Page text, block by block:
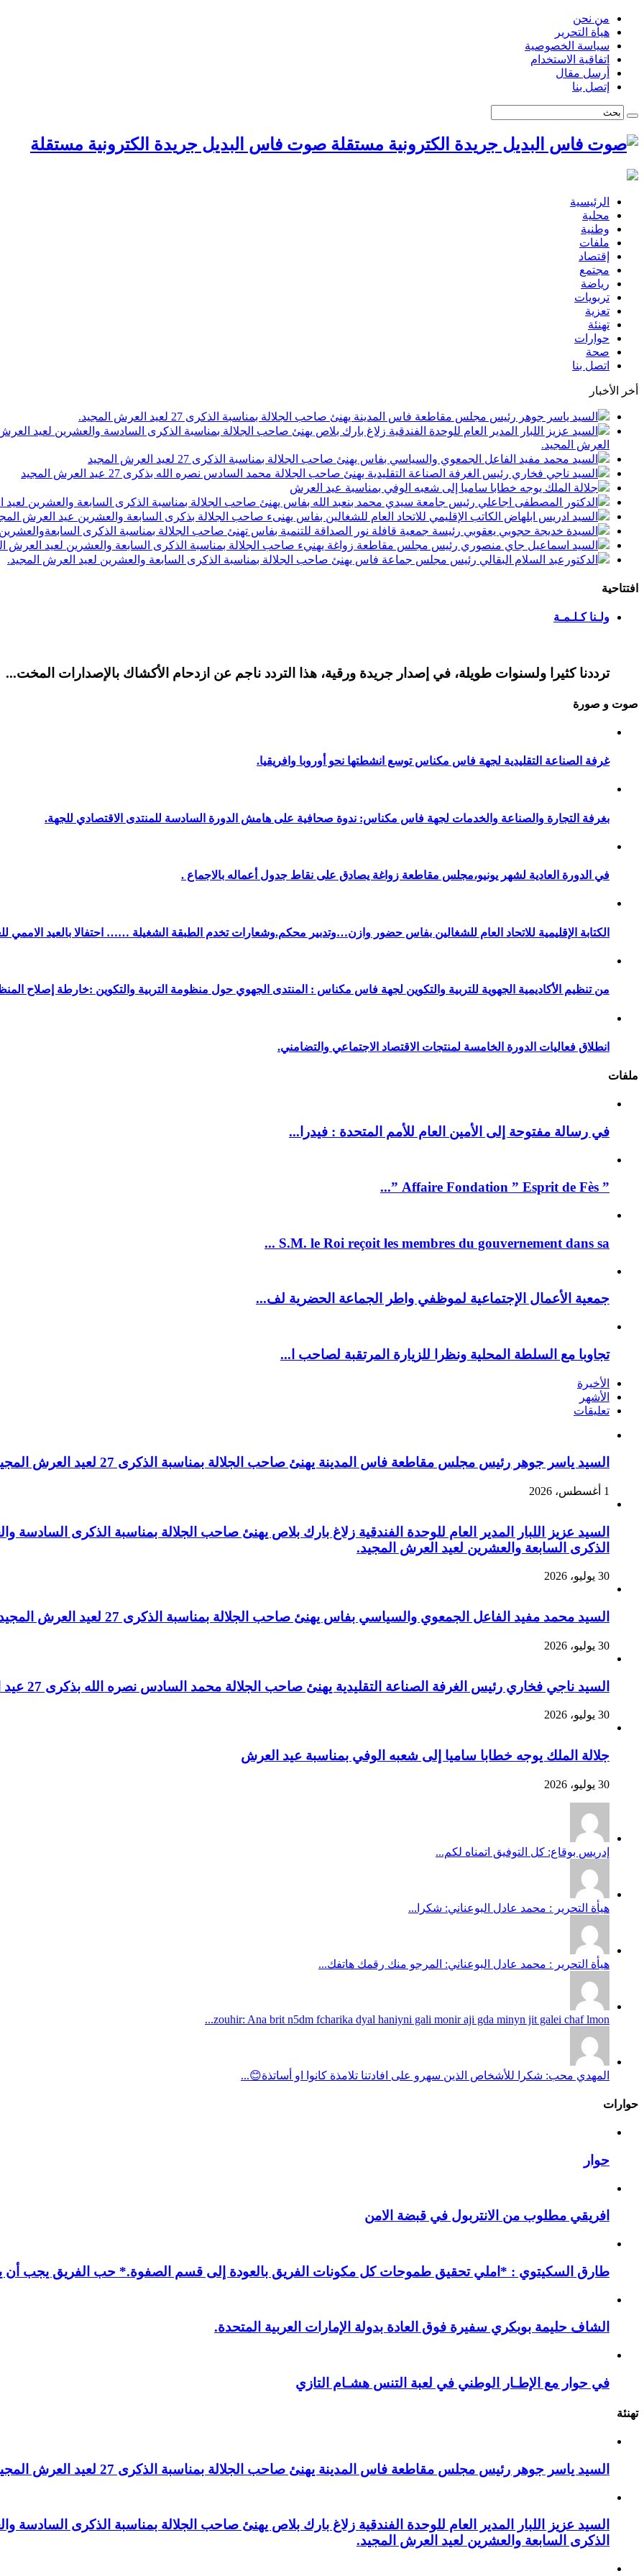
من نحن
هيأة التحرير
سياسة الخصوصية
اتفاقية الاستخدام
أرسل مقال
إتصل بنا
صوت فاس البديل جريدة الكترونية مستقلة
الرئيسية
محلية
وطنية
ملفات
إقتصاد
مجتمع
رياضة
تربويات
تعزية
تهنئة
حوارات
صحة
اتصل بنا
أخر الأخبار
السيد ياسر جوهر رئيس مجلس مقاطعة فاس المدينة يهنئ صاحب الجلالة بمناسبة الذكرى 27 لعيد العرش المجيد.
السيد عزيز اللبار المدير العام للوحدة الفندقية زلاغ بارك بلاص يهنئ صاحب الجلالة بمناسبة الذكرى السادسة والعشرين لعيد
العرش المجيد.
السيد محمد مفيد الفاعل الجمعوي والسياسي بفاس يهنئ صاحب الجلالة بمناسبة الذكرى 27 لعيد العرش المجيد
السيد ناجي فخاري رئيس الغرفة الصناعة التقليدية يهنئ صاحب الجلالة محمد السادس نصره الله بذكرى 27 عيد العرش المجيد
جلالة الملك يوجه خطابا ساميا إلى شعبه الوفي بمناسبة عيد العرش
الدكتور المصطفى اجاعلي رئيس جامعة سيدي محمد بنعبد الله بفاس يهنئ صاحب الجلالة بمناسبة الذكرى السابعة والعشرين لعيد
السيد ادريس ابلهاض الكاتب الإقليمي للاتحاد العام للشغالين بفاس يهنىء صاحب الجلالة بذكرى السابعة والعشرين عيد العرش
السيدة خديجة حجوبي يعقوبي رئيسة جمعية قافلة نور الصداقة للتنمية بفاس تهنئ صاحب الجلالة بمناسبة الذكرى
السيد اسماعيل جاي منصوري رئيس مجلس مقاطعة زواغة يهنيء صاحب الجلالة بمناسبة الذكرى السابعة والعشرين لعيد العرش
الدكتورعبد السلام البقالي رئيس مجلس جماعة فاس يهنئ صاحب الجلالة بمناسبة الذكرى السابعة والعشرين لعيد العرش المجيد.
افتتاحية
ولـنا كـلـمـة
ترددنا كثيرا ولسنوات طويلة، في إصدار جريدة ورقية، هذا التردد ناجم عن ازدحام الأكشاك بالإصدارات المخت...
صوت و صورة
غرفة الصناعة التقليدية لجهة فاس مكناس توسع انشطتها نحو أوروبا وافريقيا.
بغرفة التجارة والصناعة والخدمات لجهة فاس مكناس: ندوة صحافية على هامش الدورة السادسة للمنتدى الاقتصادي للجهة.
في الدورة العادية لشهر يونيو،مجلس مقاطعة زواغة يصادق على نقاط جدول أعماله بالاجماع .
الكتابة الإقليمية للاتحاد العام للشغالين بفاس حضور وازن…وتدبير محكم.وشعارات تخدم الطبقة الشغيلة …… احتفالا بالعيد الاممي
من تنظيم الأكاديمية الجهوية للتربية والتكوين لجهة فاس مكناس : المنتدى الجهوي حول منظومة التربية والتكوين :خارطة إصلاح
انطلاق فعاليات الدورة الخامسة لمنتجات الاقتصاد الاجتماعي والتضامني.
ملفات
في رسالة مفتوحة إلى الأمين العام للأمم المتحدة : فيدرا...
” Affaire Fondation ” Esprit de Fès ”...
S.M. le Roi reçoit les membres du gouvernement dans sa ...
جمعية الأعمال الإجتماعية لموظفي واطر الجماعة الحضرية لف...
تجاوبا مع السلطة المحلية ونظرا للزيارة المرتقبة لصاحب ا...
الأخيرة
الأشهر
تعليقات
السيد ياسر جوهر رئيس مجلس مقاطعة فاس المدينة يهنئ صاحب الجلالة بمناسبة الذكرى 27 لعيد العرش المجيد.
1 أغسطس، 2026
السيد عزيز اللبار المدير العام للوحدة الفندقية زلاغ بارك بلاص يهنئ صاحب الجلالة بمناسبة الذكرى
الذكرى السابعة والعشرين لعيد العرش المجيد.
30 يوليو، 2026
السيد محمد مفيد الفاعل الجمعوي والسياسي بفاس يهنئ صاحب الجلالة بمناسبة الذكرى 27 لعيد العرش المجيد
30 يوليو، 2026
السيد ناجي فخاري رئيس الغرفة الصناعة التقليدية يهنئ صاحب الجلالة محمد السادس نصره الله بذكرى 27 عيد العرش المجيد
30 يوليو، 2026
جلالة الملك يوجه خطابا ساميا إلى شعبه الوفي بمناسبة عيد العرش
30 يوليو، 2026
إدريس بوقاع: كل التوفيق اتمناه لكم...
هيأة التحرير : محمد عادل البوعناني: شكرا...
هيأة التحرير : محمد عادل البوعناني: المرجو منك رقمك هاتفك...
zouhir: Ana brit n5dm fcharika dyal haniyni gali monir aji gda minyn jit galei chaf lmon...
المهدي محب: شكرا للأشخاص الذين سهرو على افادتنا تلامذة كانوا او أساتذة😊...
حوارات
حوار
افريقي مطلوب من الانتربول في قبضة الامن
طارق السكيتوي : *املي تحقيق طموحات كل مكونات الفريق بالعودة إلى قسم الصفوة.* حب الفريق يجب أن
الشاف حليمة بوبكري سفيرة فوق العادة بدولة الإمارات العربية المتحدة.
في حوار مع الإطـار الوطني في لعبة التنس هشـام التازي
تهنئة
السيد ياسر جوهر رئيس مجلس مقاطعة فاس المدينة يهنئ صاحب الجلالة بمناسبة الذكرى 27 لعيد العرش المجيد.
السيد عزيز اللبار المدير العام للوحدة الفندقية زلاغ بارك بلاص يهنئ صاحب الجلالة بمناسبة الذكرى
الذكرى السابعة والعشرين لعيد العرش المجيد.